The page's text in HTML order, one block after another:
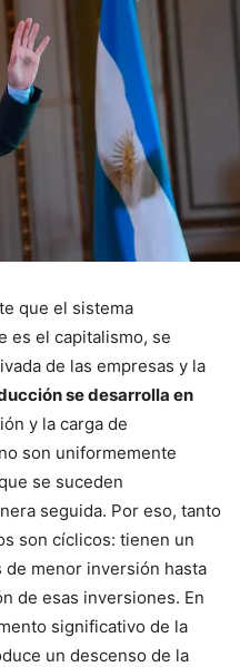
que el sistema
es el capitalismo, se
de las empresas y la
se desarrolla en
y la carga de
son uniformemente
se suceden
seguida. Por eso, tanto
son cíclicos: tienen un
menor inversión hasta
de esas inversiones. En
significativo de la
un descenso de la